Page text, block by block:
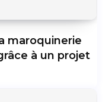
maroquinerie
à un projet